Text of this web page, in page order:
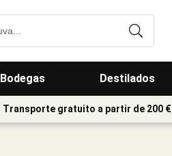
Bodegas Destilados
Transporte gratuito a partir de 200 €